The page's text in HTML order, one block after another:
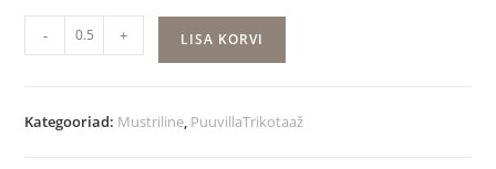
Roosikimbud
õrnal
- + LISA KORVI
Kategooriad: Mustriline PuuvillaTrikotaaž